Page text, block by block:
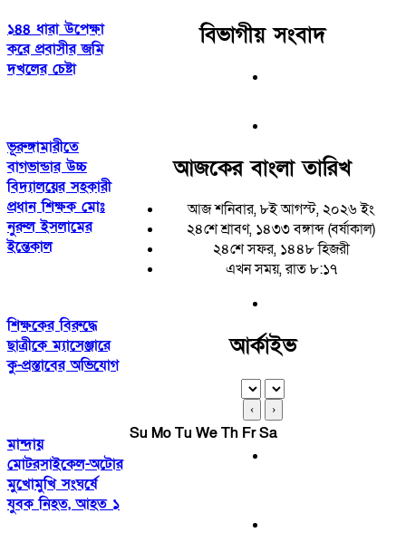
১৪৪ ধারা উপেক্ষা
করে প্রবাসীর জমি
দখলের চেষ্টা
ভূরুঙ্গামারীতে
বাগভান্ডার উচ্চ
বিদ্যালয়ের সহকারী
প্রধান শিক্ষক মোঃ
নুরুল ইসলামের
ইন্তেকাল
শিক্ষকের বিরুদ্ধে
ছাত্রীকে ম্যাসেঞ্জারে
কু-প্রস্তাবের অভিযোগ
মান্দায়
মোটরসাইকেল-অটোর
মুখোমুখি সংঘর্ষে
যুবক নিহত, আহত ১
বিভাগীয় সংবাদ
আজকের বাংলা তারিখ
আজ শনিবার, ৮ই আগস্ট, ২০২৬ ইং
২৪শে শ্রাবণ, ১৪৩৩ বঙ্গাব্দ (বর্ষাকাল)
২৪শে সফর, ১৪৪৮ হিজরী
এখন সময়, রাত ৮:১৭
আর্কাইভ
‹ ›
Su MoTu WeTh FrSa